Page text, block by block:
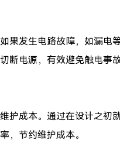
果发生电路故障，如漏电
断电源，有效避免触电事故
护成本。通过在设计之初
，节约维护成本。